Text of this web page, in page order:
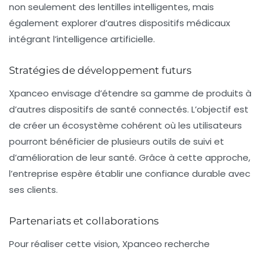
non seulement des lentilles intelligentes, mais
également explorer d’autres dispositifs médicaux
intégrant l’intelligence artificielle.
Stratégies de développement futurs
Xpanceo envisage d’étendre sa gamme de produits à
d’autres dispositifs de santé connectés. L’objectif est
de créer un écosystème cohérent où les utilisateurs
pourront bénéficier de plusieurs outils de suivi et
d’amélioration de leur santé. Grâce à cette approche,
l’entreprise espère établir une confiance durable avec
ses clients.
Partenariats et collaborations
Pour réaliser cette vision, Xpanceo recherche